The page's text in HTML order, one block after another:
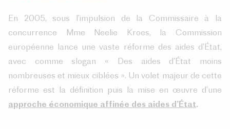
En 2005, sous l’impulsion de la Commissaire à la
concurrence Mme Neelie Kroes, la Commission
européenne lance une vaste réforme des aides d’État,
avec comme slogan « Des aides d’État moins
nombreuses et mieux ciblées ». Un volet majeur de cette
réforme est la définition puis la mise en œuvre d’une
approche économique affinée des aides d’État.